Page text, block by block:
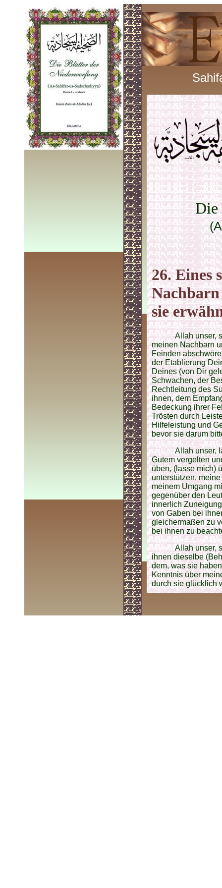
Die
26. Eines
Nachbarn
sie
Allah unser,
meinen Nachbarn
Feinden
der Etablierung
Deines (von Dir
Schwachen, der
Rechtleitung des
ihnen, dem
Bedeckung ihrer
Trösten durch
Hilfeleistung und
bevor sie darum
Allah unser,
Gutem vergelten
üben, (lasse mich)
unterstützen,
meinem Umgang
gegenüber den
innerlich
von Gaben bei
gleichermaßen zu
bei ihnen zu
Allah unser,
ihnen dieselbe
dem, was sie
Kenntnis über
durch sie glücklich